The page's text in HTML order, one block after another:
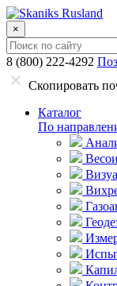
×
8 (800) 222-4292
Скопировать
Каталог
По